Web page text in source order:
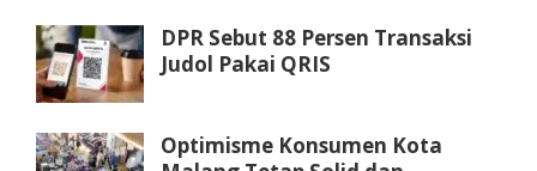
DPR Sebut 88 Persen Transaksi
Judol Pakai QRIS
Optimisme Konsumen Kota